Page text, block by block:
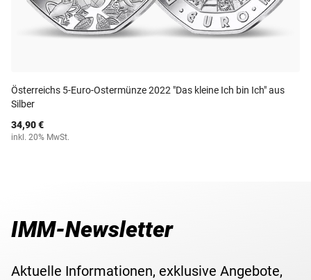
Österreichs 5-Euro-Ostermünze 2022 "Das kleine Ich bin Ich" aus
Silber
34,90 €
inkl. 20% MwSt.
IMM-Newsletter
Aktuelle Informationen, exklusive Angebote,